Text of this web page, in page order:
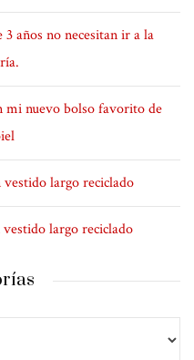
años no necesitan ir a la
mi nuevo bolso favorito de
largo reciclado
largo reciclado